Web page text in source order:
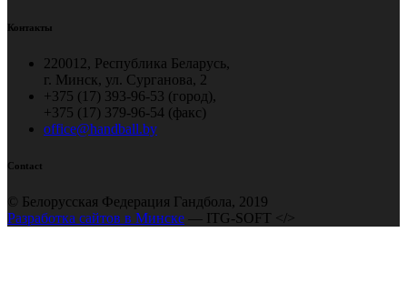
Контакты
220012, Республика Беларусь,
г. Минск, ул. Сурганова, 2
+375 (17) 393-96-53 (город),
+375 (17) 379-96-54 (факс)
office@handball.by
Contact
© Белорусская Федерация Гандбола, 2019
Разработка сайтов в Минске — ITG-SOFT </>